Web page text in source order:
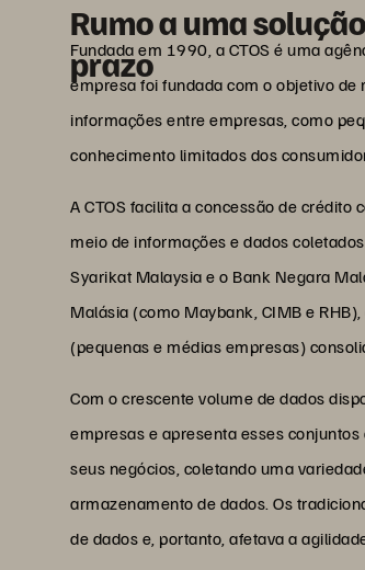
Rumo a uma
prazo
Fundada em 1990, a CTOS é uma
empresa foi fundada com o objetivo
informações entre empresas, como
conhecimento limitados dos
A CTOS facilita a concessão de
meio de informações e dados
Syarikat Malaysia e o Bank Negara
Malásia (como Maybank, CIMB e
(pequenas e médias empresas)
Com o crescente volume de dados
empresas e apresenta esses
seus negócios, coletando uma
armazenamento de dados. Os
de dados e, portanto, afetava a